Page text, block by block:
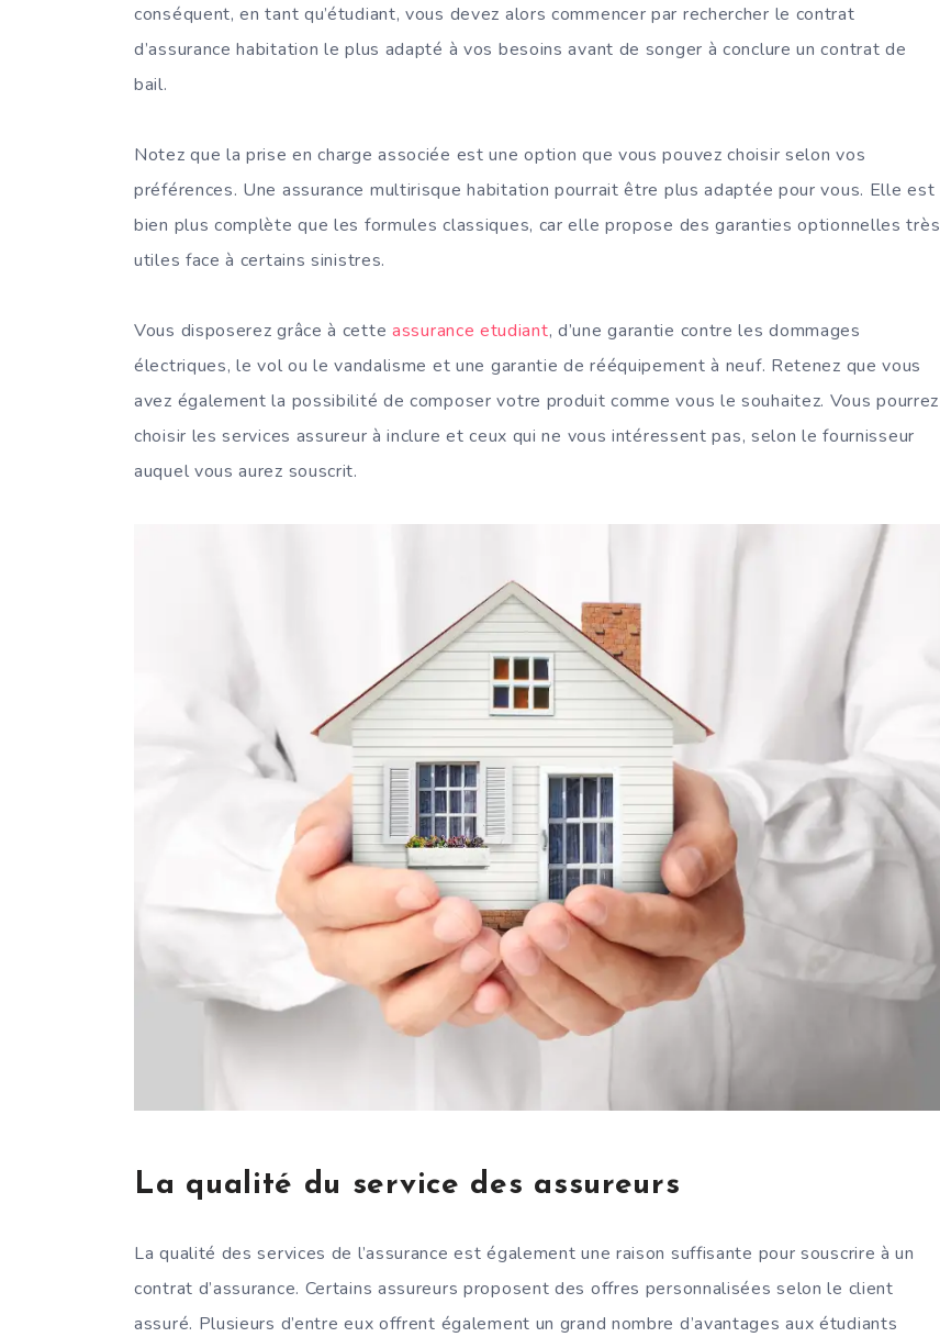
conséquent, en tant qu’étudiant, vous devez alors commencer par rechercher le contrat
d’assurance habitation le plus adapté à vos besoins avant de songer à conclure un contrat de
bail.
Notez que la prise en charge associée est une option que vous pouvez choisir selon vos
préférences. Une assurance multirisque habitation pourrait être plus adaptée pour vous. Elle est
bien plus complète que les formules classiques, car elle propose des garanties optionnelles très
utiles face à certains sinistres.
Vous disposerez grâce à cette assurance etudiant, d’une garantie contre les dommages
électriques, le vol ou le vandalisme et une garantie de rééquipement à neuf. Retenez que vous
avez également la possibilité de composer votre produit comme vous le souhaitez. Vous pourrez
choisir les services assureur à inclure et ceux qui ne vous intéressent pas, selon le fournisseur
auquel vous aurez souscrit.
La qualité du service des assureurs
La qualité des services de l’assurance est également une raison suffisante pour souscrire à un
contrat d’assurance. Certains assureurs proposent des offres personnalisées selon le client
assuré. Plusieurs d’entre eux offrent également un grand nombre d’avantages aux étudiants